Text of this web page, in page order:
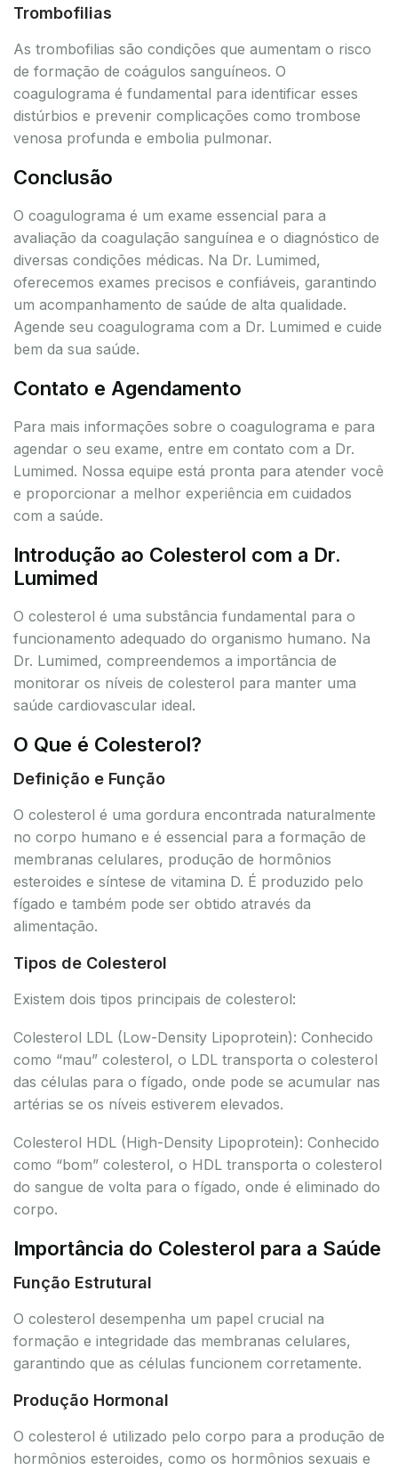
Trombofilias
As trombofilias são condições que aumentam o risco
de formação de coágulos sanguíneos. O
coagulograma é fundamental para identificar esses
distúrbios e prevenir complicações como trombose
venosa profunda e embolia pulmonar.
Conclusão
O coagulograma é um exame essencial para a
avaliação da coagulação sanguínea e o diagnóstico de
diversas condições médicas. Na Dr. Lumimed,
oferecemos exames precisos e confiáveis, garantindo
um acompanhamento de saúde de alta qualidade.
Agende seu coagulograma com a Dr. Lumimed e cuide
bem da sua saúde.
Contato e Agendamento
Para mais informações sobre o coagulograma e para
agendar o seu exame, entre em contato com a Dr.
Lumimed. Nossa equipe está pronta para atender você
e proporcionar a melhor experiência em cuidados
com a saúde.
Introdução ao Colesterol com a Dr.
Lumimed
O colesterol é uma substância fundamental para o
funcionamento adequado do organismo humano. Na
Dr. Lumimed, compreendemos a importância de
monitorar os níveis de colesterol para manter uma
saúde cardiovascular ideal.
O Que é Colesterol?
Definição e Função
O colesterol é uma gordura encontrada naturalmente
no corpo humano e é essencial para a formação de
membranas celulares, produção de hormônios
esteroides e síntese de vitamina D. É produzido pelo
fígado e também pode ser obtido através da
alimentação.
Tipos de Colesterol
Existem dois tipos principais de colesterol:
Colesterol LDL (Low-Density Lipoprotein): Conhecido
como “mau” colesterol, o LDL transporta o colesterol
das células para o fígado, onde pode se acumular nas
artérias se os níveis estiverem elevados.
Colesterol HDL (High-Density Lipoprotein): Conhecido
como “bom” colesterol, o HDL transporta o colesterol
do sangue de volta para o fígado, onde é eliminado do
corpo.
Importância do Colesterol para a Saúde
Função Estrutural
O colesterol desempenha um papel crucial na
formação e integridade das membranas celulares,
garantindo que as células funcionem corretamente.
Produção Hormonal
O colesterol é utilizado pelo corpo para a produção de
hormônios esteroides, como os hormônios sexuais e